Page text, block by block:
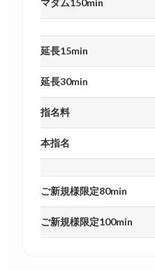
マダム150min
延長15min
延長30min
指名料
本指名
ご新規様限定80min
ご新規様限定100min